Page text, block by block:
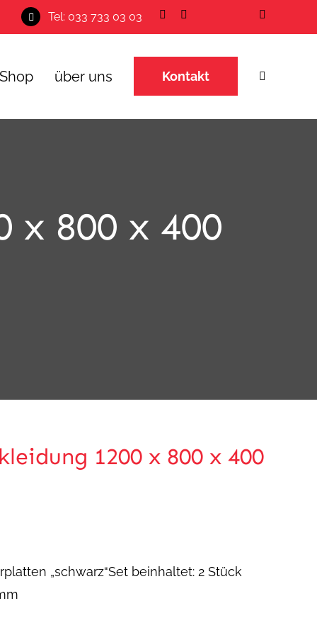
Tel: 033 733 03 03
Shop über uns Kontakt
x 800 x 400
1200 x 800 x 400
„schwarz“Set beinhaltet: 2 Stück